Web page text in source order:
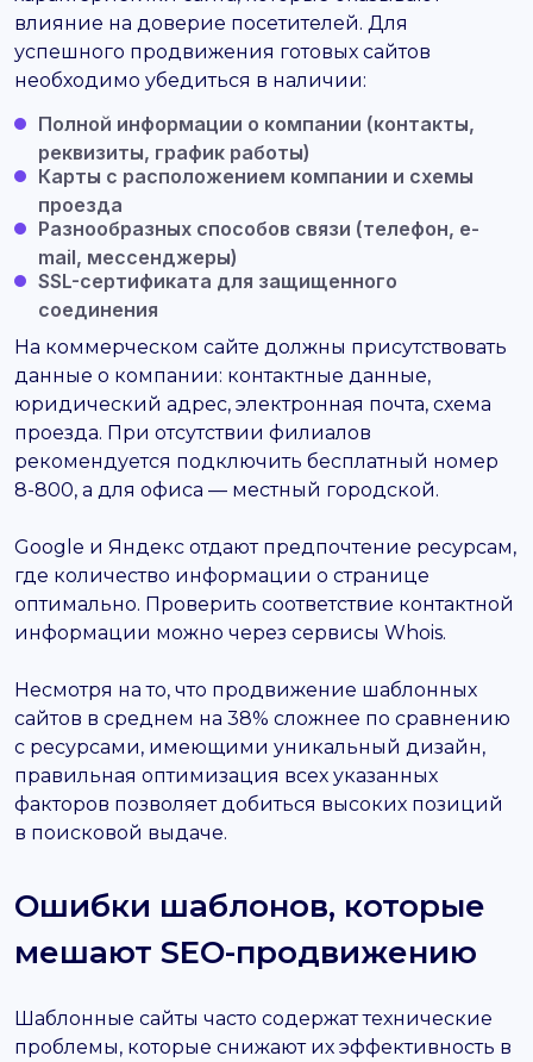
влияние на доверие посетителей. Для
успешного продвижения готовых сайтов
необходимо убедиться в наличии:
Полной информации о компании (контакты,
реквизиты, график работы)
Карты с расположением компании и схемы
проезда
Разнообразных способов связи (телефон, e-
mail, мессенджеры)
SSL-сертификата для защищенного
соединения
На коммерческом сайте должны присутствовать
данные о компании: контактные данные,
юридический адрес, электронная почта, схема
проезда. При отсутствии филиалов
рекомендуется подключить бесплатный номер
8-800, а для офиса — местный городской.
Google и Яндекс отдают предпочтение ресурсам,
где количество информации о странице
оптимально. Проверить соответствие контактной
информации можно через сервисы Whois.
Несмотря на то, что продвижение шаблонных
сайтов в среднем на 38% сложнее по сравнению
с ресурсами, имеющими уникальный дизайн,
правильная оптимизация всех указанных
факторов позволяет добиться высоких позиций
в поисковой выдаче.
Ошибки шаблонов, которые
мешают SEO-продвижению
Шаблонные сайты часто содержат технические
проблемы, которые снижают их эффективность в